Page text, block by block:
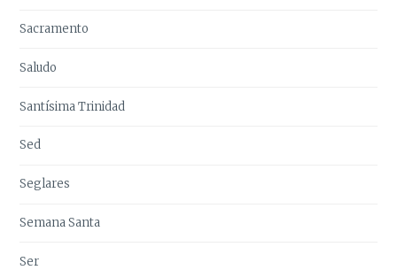
Sacramento
Saludo
Santísima Trinidad
Sed
Seglares
Semana Santa
Ser